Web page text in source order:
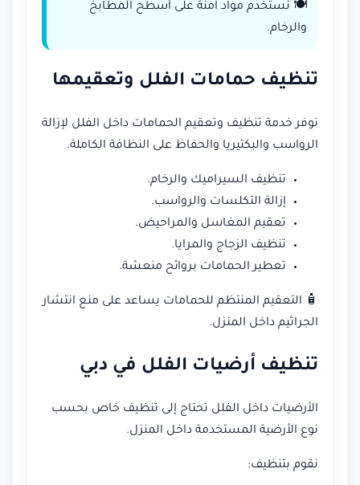
🍽️ نستخدم مواد آمنة على أسطح المطابخ
والرخام.
تنظيف حمامات الفلل وتعقيمها
نوفر خدمة تنظيف وتعقيم الحمامات داخل الفلل لإزالة
الرواسب والبكتيريا والحفاظ على النظافة الكاملة.
تنظيف السيراميك والرخام.
إزالة التكلسات والرواسب.
تعقيم المغاسل والمراحيض.
تنظيف الزجاج والمرايا.
تعطير الحمامات بروائح منعشة.
🧴 التعقيم المنتظم للحمامات يساعد على منع انتشار
الجراثيم داخل المنزل.
تنظيف أرضيات الفلل في دبي
الأرضيات داخل الفلل تحتاج إلى تنظيف خاص بحسب
نوع الأرضية المستخدمة داخل المنزل.
نقوم بتنظيف: